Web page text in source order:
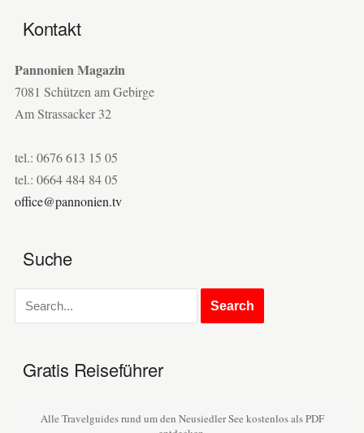
Kontakt
Pannonien Magazin
7081 Schützen am Gebirge
Am Strassacker 32
tel.: 0676 613 15 05
tel.: 0664 484 84 05
office@pannonien.tv
Suche
Gratis Reiseführer
Alle Travelguides rund um den Neusiedler See kostenlos als PDF